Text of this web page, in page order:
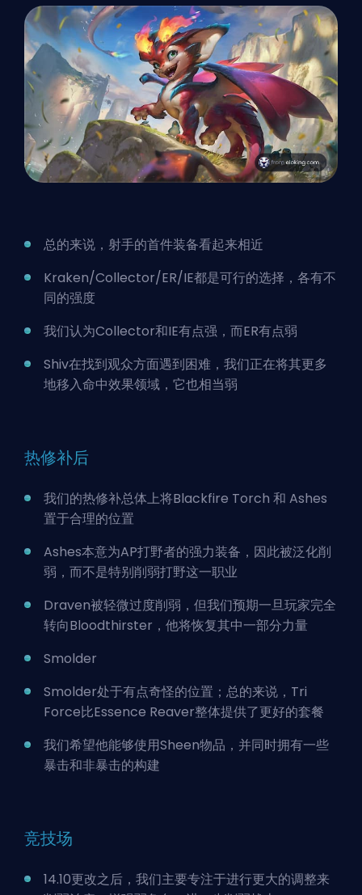
总的来说，射手的首件装备看起来相近
Kraken/Collector/ER/IE都是可行的选择，各有不
同的强度
我们认为Collector和IE有点强，而ER有点弱
Shiv在找到观众方面遇到困难，我们正在将其更多
地移入命中效果领域，它也相当弱
热修补后
我们的热修补总体上将Blackfire Torch 和 Ashes
置于合理的位置
Ashes本意为AP打野者的强力装备，因此被泛化削
弱，而不是特别削弱打野这一职业
Draven被轻微过度削弱，但我们预期一旦玩家完全
转向Bloodthirster，他将恢复其中一部分力量
Smolder
Smolder处于有点奇怪的位置；总的来说，Tri
Force比Essence Reaver整体提供了更好的套餐
我们希望他能够使用Sheen物品，并同时拥有一些
暴击和非暴击的构建
竞技场
14.10更改之后，我们主要专注于进行更大的调整来